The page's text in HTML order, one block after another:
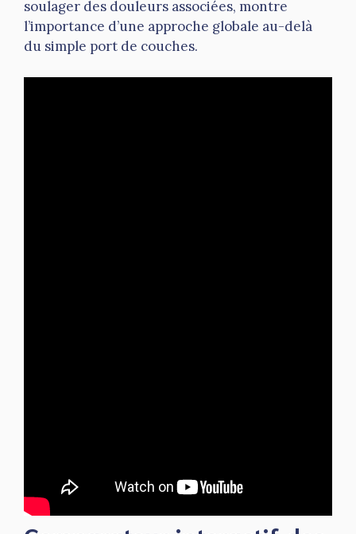
soulager des douleurs associées, montre
l’importance d’une approche globale au-delà
du simple port de couches.